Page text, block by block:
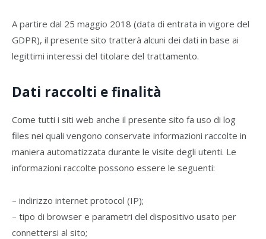
A partire dal 25 maggio 2018 (data di entrata in vigore del
GDPR), il presente sito tratterà alcuni dei dati in base ai
legittimi interessi del titolare del trattamento.
Dati raccolti e finalità
Come tutti i siti web anche il presente sito fa uso di log
files nei quali vengono conservate informazioni raccolte in
maniera automatizzata durante le visite degli utenti. Le
informazioni raccolte possono essere le seguenti:
– indirizzo internet protocol (IP);
– tipo di browser e parametri del dispositivo usato per
connettersi al sito;